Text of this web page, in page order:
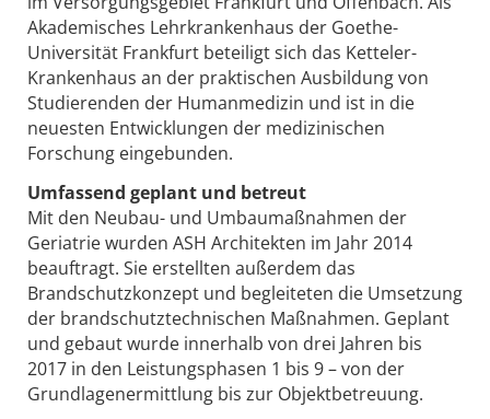
Akademisches Lehrkrankenhaus der Goethe-
Universität Frankfurt beteiligt sich das Ketteler-
Krankenhaus an der praktischen Ausbildung von
Studierenden der Humanmedizin und ist in die
neuesten Entwicklungen der medizinischen
Forschung eingebunden.
Umfassend geplant und betreut
Mit den Neubau- und Umbaumaßnahmen der
Geriatrie wurden ASH Architekten im Jahr 2014
beauftragt. Sie erstellten außerdem das
Brandschutzkonzept und begleiteten die Umsetzung
der brandschutztechnischen Maßnahmen. Geplant
und gebaut wurde innerhalb von drei Jahren bis
2017 in den Leistungsphasen 1 bis 9 – von der
Grundlagenermittlung bis zur Objektbetreuung.